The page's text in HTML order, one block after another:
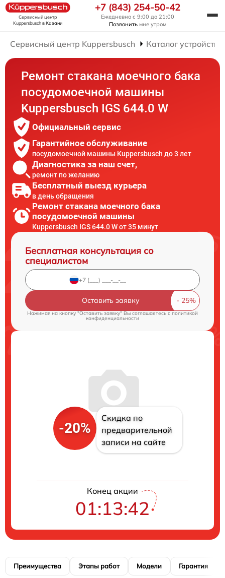
Сервисный центр
Kuppersbuschв Казани
+7 (843) 254-50-42
Ежедневно с 9:00 до 21:00
Позвонить мне утром
Сервисный центр Kuppersbusch Каталог устройств
Ремонт стакана моечного бака
посудомоечной машины
Kuppersbusch IGS 644.0 W
Официальный сервис
Гарантийное обслуживание
посудомоечной машины Kuppersbusch до 3 лет
Диагностика за наш счет,
ремонт по желанию
Бесплатный выезд курьера
в день обращения
Ремонт стакана моечного бака
посудомоечной машины
Kuppersbusch IGS 644.0 W от 35 минут
Бесплатная консультация со
специалистом
Оставить заявку
Нажимая на кнопку "Оставить заявку" Вы соглашаетесь cполитикой
конфиденциальности
-20%
Скидка по
предварительной
записи на сайте
Конец акции
01:13:41
Преимущества Этапы работ Модели Гарантия